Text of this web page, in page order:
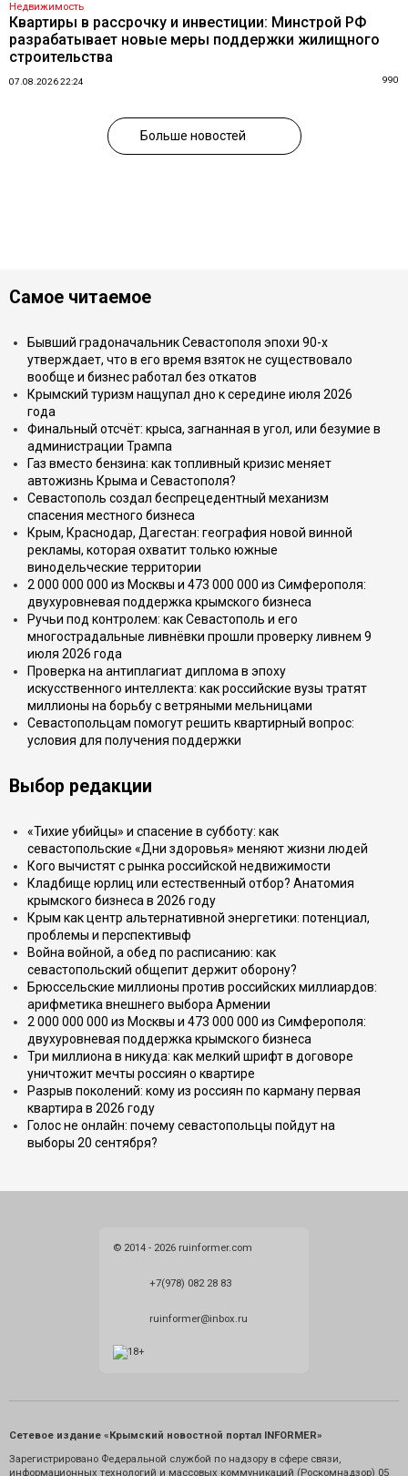
Недвижимость
Квартиры в рассрочку и инвестиции: Минстрой РФ
разрабатывает новые меры поддержки жилищного
строительства
07.08.2026 22:24 990
Больше новостей
Самое читаемое
Бывший градоначальник Севастополя эпохи 90-х
утверждает, что в его время взяток не существовало
вообще и бизнес работал без откатов
Крымский туризм нащупал дно к середине июля 2026
года
Финальный отсчёт: крыса, загнанная в угол, или безумие в
администрации Трампа
Газ вместо бензина: как топливный кризис меняет
автожизнь Крыма и Севастополя?
Севастополь создал беспрецедентный механизм
спасения местного бизнеса
Крым, Краснодар, Дагестан: география новой винной
рекламы, которая охватит только южные
винодельческие территории
2 000 000 000 из Москвы и 473 000 000 из Симферополя:
двухуровневая поддержка крымского бизнеса
Ручьи под контролем: как Севастополь и его
многострадальные ливнёвки прошли проверку ливнем 9
июля 2026 года
Проверка на антиплагиат диплома в эпоху
искусственного интеллекта: как российские вузы тратят
миллионы на борьбу с ветряными мельницами
Севастопольцам помогут решить квартирный вопрос:
условия для получения поддержки
Выбор редакции
«Тихие убийцы» и спасение в субботу: как
севастопольские «Дни здоровья» меняют жизни людей
Кого вычистят с рынка российской недвижимости
Кладбище юрлиц или естественный отбор? Анатомия
крымского бизнеса в 2026 году
Крым как центр альтернативной энергетики: потенциал,
проблемы и перспективыф
Война войной, а обед по расписанию: как
севастопольский общепит держит оборону?
Брюссельские миллионы против российских миллиардов:
арифметика внешнего выбора Армении
2 000 000 000 из Москвы и 473 000 000 из Симферополя:
двухуровневая поддержка крымского бизнеса
Три миллиона в никуда: как мелкий шрифт в договоре
уничтожит мечты россиян о квартире
Разрыв поколений: кому из россиян по карману первая
квартира в 2026 году
Голос не онлайн: почему севастопольцы пойдут на
выборы 20 сентября?
© 2014 - 2026 ruinformer.com
+7(978) 082 28 83
ruinformer@inbox.ru
Сетевое издание «Крымский новостной портал INFORMER»
Зарегистрировано Федеральной службой по надзору в сфере связи,
информационных технологий и массовых коммуникаций (Роскомнадзор) 05